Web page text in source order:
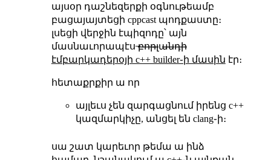
այսօր դաշնեզերքի օգնութեամբ
բացայայտեցի cppcast պոդքաստը։
լսեցի վերջին էպիզոդը՝ այն
մասնաւորապէս ̶բ̶ո̶ր̶լ̶ա̶ն̶դ̶ի̶
էմբարկադերօյի c++ builder֊ի մասին էր։
հետաքրքիր ա որ
այլեւս չեն զարգացնում իրենց c++
կազմարկիչը, անցել են clang֊ի։
սա շատ կարեւոր թեմա ա ինձ